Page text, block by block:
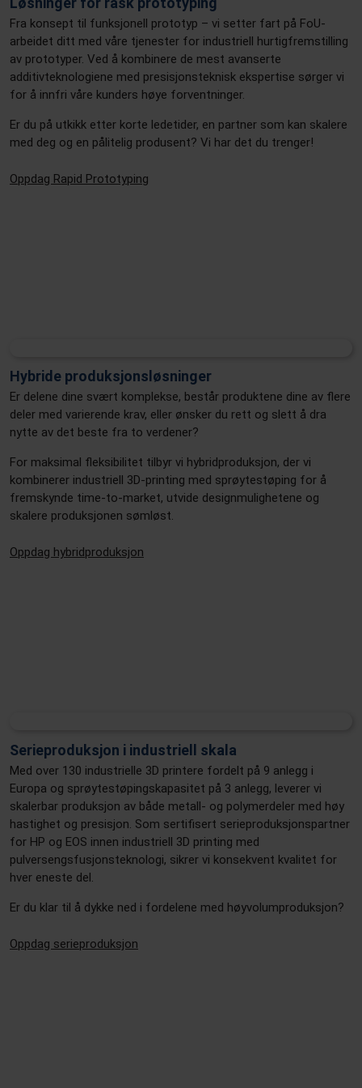
Fra konsept til funksjonell prototyp – vi setter fart på FoU-
arbeidet ditt med våre tjenester for industriell hurtigfremstilling
av prototyper. Ved å kombinere de mest avanserte
additivteknologiene med presisjonsteknisk ekspertise sørger vi
for å innfri våre kunders høye forventninger.
Er du på utkikk etter korte ledetider, en partner som kan skalere
med deg og en pålitelig produsent? Vi har det du trenger!
Oppdag Rapid Prototyping
Hybride produksjonsløsninger
Er delene dine svært komplekse, består produktene dine av flere
deler med varierende krav, eller ønsker du rett og slett å dra
nytte av det beste fra to verdener?
For maksimal fleksibilitet tilbyr vi hybridproduksjon, der vi
kombinerer industriell 3D-printing med sprøytestøping for å
fremskynde time-to-market, utvide designmulighetene og
skalere produksjonen sømløst.
Oppdag hybridproduksjon
Serieproduksjon i industriell skala
Med over 130 industrielle 3D printere fordelt på 9 anlegg i
Europa og sprøytestøpingskapasitet på 3 anlegg, leverer vi
skalerbar produksjon av både metall- og polymerdeler med høy
hastighet og presisjon. Som sertifisert serieproduksjonspartner
for HP og EOS innen industriell 3D printing med
pulversengsfusjonsteknologi, sikrer vi konsekvent kvalitet for
hver eneste del.
Er du klar til å dykke ned i fordelene med høyvolumproduksjon?
Oppdag serieproduksjon